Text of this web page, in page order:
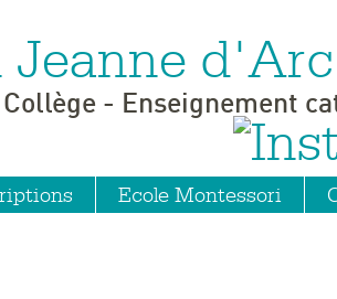
- Enseignement
Ecole Montessori